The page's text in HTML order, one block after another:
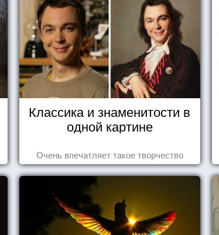
Классика и знаменитости в
одной картине
Очень впечатляет такое творчество